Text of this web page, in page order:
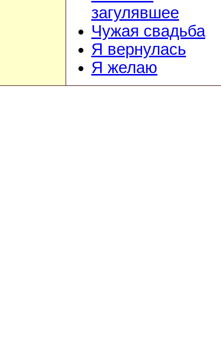
загулявшее
Чужая свадьба
Я вернулась
Я желаю